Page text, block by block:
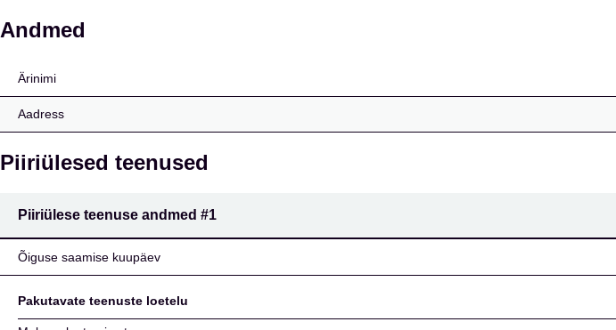
International Card Services B.V.
Andmed
Ärinimi
Aadress
Piiriülesed teenused
Piiriülese teenuse andmed #1
Õiguse saamise kuupäev
Pakutavate teenuste loetelu